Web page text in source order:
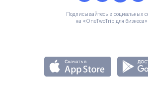
Подписывайтесь в социальных
на «OneTwoTrip для бизнеса»